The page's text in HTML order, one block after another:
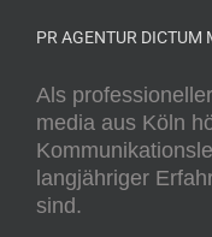
PR AGENTUR DICTUM
Als
media aus Köln
langjähriger
sind.